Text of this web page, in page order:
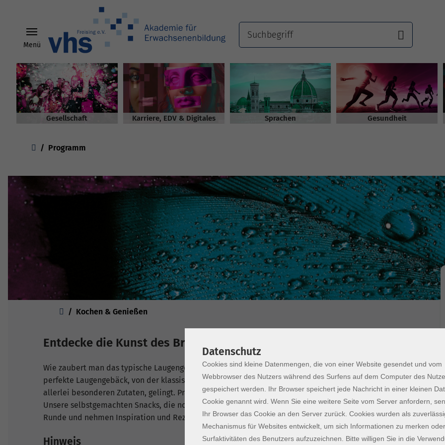
Menü
Gesellschaft Karriere, EDV & Digitales Sprachen Gesundheit
You are here:
Programm
Sie sind hier:
Kochen & Genießen
Entdecke die Kunst des Brezenbackens
Wie zaubert man das typische Laugengebäck selbst? Der Bäckermeister zeigt wie auch zu Hause das
perfekte Laugengebäck, von der klassischen Breze bis zum Laugengebäck mit modernem Twist, mit
allerlei besonderen Zutaten, gelingt. Praxisorientiert – von der Teigherstellung bis zum Laugenbad.
Unsere selbstgemachten Snacks, die noch viel mehr sind als “Butterbreze” genießen wir in lockerer
Runde und nehmen Inspiration und Rezept mit nach Hause.
Hinweis
Datenschutz
Cookies sind kleine Datenmengen, die von einer Website gesendet und vom
Webbrowser des Nutzers während des Surfens auf dem Computer des
gespeichert werden. Ihr Browser speichert jede Nachricht in einer kleinen
Cookie genannt wird. Wenn Sie eine weitere Seite vom Server anfordern,
Ihr Browser das Cookie an den Server zurück. Cookies wurden als
Mechanismus für Websites entwickelt, um sich Informationen zu merken
Surfaktivitäten des Benutzers aufzuzeichnen. Bitte willigen Sie in die